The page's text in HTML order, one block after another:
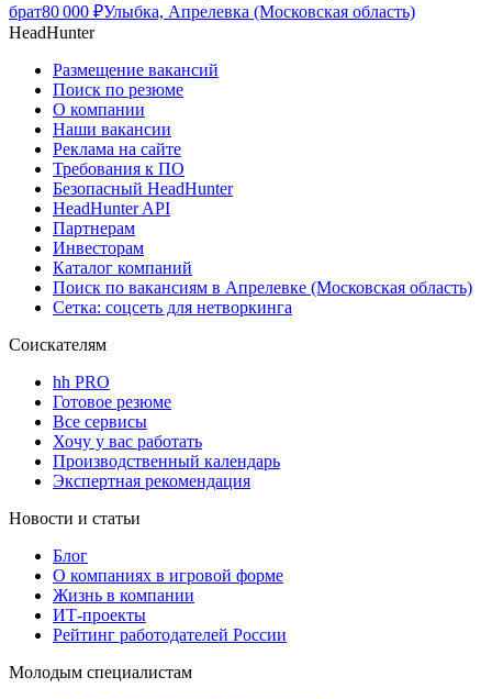
брат80 000 ₽Улыбка, Апрелевка (Московская область)
HeadHunter
Размещение вакансий
Поиск по резюме
О компании
Наши вакансии
Реклама на сайте
Требования к ПО
Безопасный HeadHunter
HeadHunter API
Партнерам
Инвесторам
Каталог компаний
Поиск по вакансиям в Апрелевке (Московская область)
Сетка: соцсеть для нетворкинга
Соискателям
hh PRO
Готовое резюме
Все сервисы
Хочу у вас работать
Производственный календарь
Экспертная рекомендация
Новости и статьи
Блог
О компаниях в игровой форме
Жизнь в компании
ИТ-проекты
Рейтинг работодателей России
Молодым специалистам